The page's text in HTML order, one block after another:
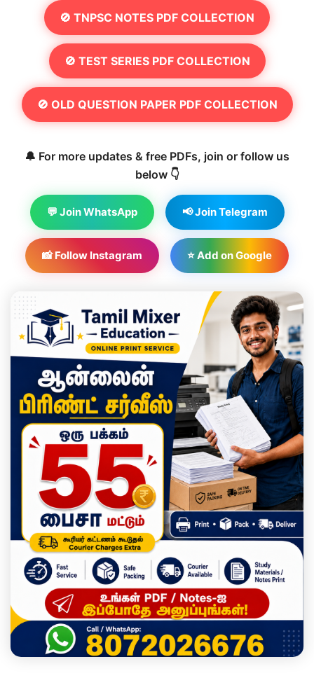
🚫 TNPSC NOTES PDF COLLECTION
🚫 TEST SERIES PDF COLLECTION
🚫 OLD QUESTION PAPER PDF COLLECTION
🔔 For more updates & free PDFs, join or follow us
below 👇
💬 Join WhatsApp 📢 Join Telegram
📸 Follow Instagram ⭐ Add on Google